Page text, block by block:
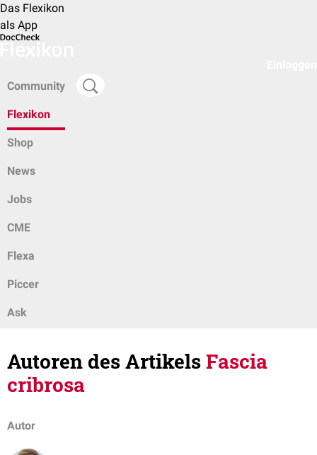
Das Flexikon
als App
Community
Flexikon
Shop
News
Jobs
CME
Flexa
Piccer
Ask
Autoren des ArtikelsFascia
cribrosa
Autor